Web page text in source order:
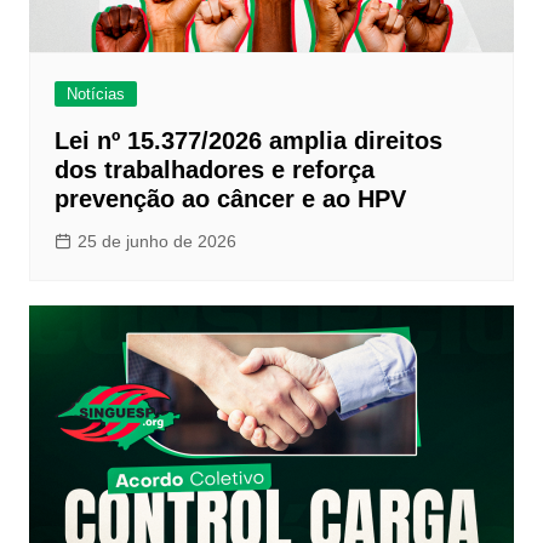
Notícias
Lei nº 15.377/2026 amplia direitos
dos trabalhadores e reforça
prevenção ao câncer e ao HPV
25 de junho de 2026